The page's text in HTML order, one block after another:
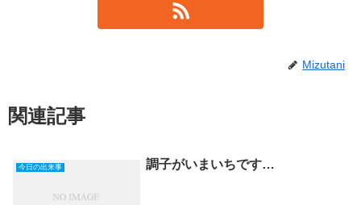
Mizutani
関連記事
今日の出来事 調子がいまいちです…